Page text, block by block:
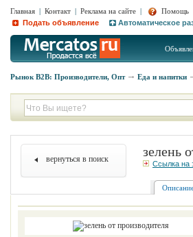
Главная | Контакт | Реклама на сайте |
Помощь
Подать объявление
Автоматическое
Рынок B2B: Производители, Опт Еда и напитки
вернуться в поиск зелень
Ссылка на